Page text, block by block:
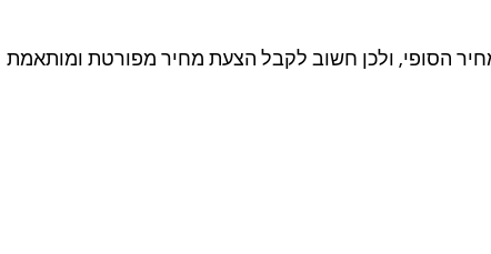
הסופי, ולכן חשוב לקבל הצעת מחיר מפורטת ומותאמת